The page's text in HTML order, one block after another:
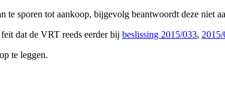
sporen tot aankoop, bijgevolg beantwoordt deze niet
dat de VRT reeds eerder bij beslissing 2015/033, 2015/
te leggen.